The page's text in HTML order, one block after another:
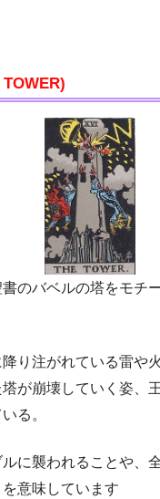
のバベルの塔をモチ
り注がれている雷や
が崩壊していく姿、
る。
に襲われることや、
意味しています